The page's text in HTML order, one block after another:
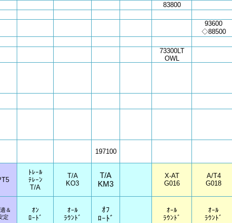
83800
93600
◇88500
73300LT
OWL
197100
ﾄﾚｰﾙ
ﾃﾚｰﾝ
T/A
T/A
KO3
T/A
KM3
X-AT
G016
A/T4
G018
＆
定
ｵﾝ
ﾛｰﾄﾞ
ｵｰﾙ
ﾗｳﾝﾄﾞ
ｵﾌ
ﾛｰﾄﾞ
ｵｰﾙ
ﾗｳﾝﾄﾞ
ｵｰﾙ
ﾗｳﾝﾄﾞ